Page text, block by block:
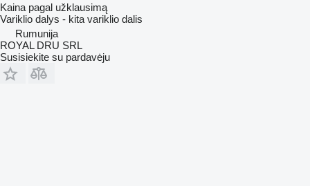
Kaina pagal užklausimą
Variklio dalys - kita variklio dalis
Rumunija
ROYAL DRU SRL
Susisiekite su pardavėju